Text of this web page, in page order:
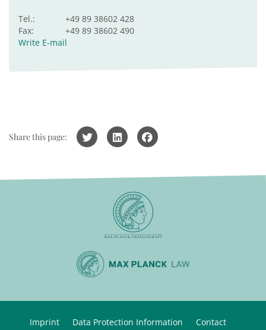
Tel.:
+49 89 38602 428
Fax:
+49 89 38602 490
Write E-mail
Share this page:
Imprint Data Protection Information Contact